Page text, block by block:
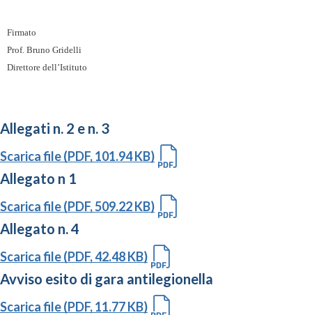
Firmato
Prof. Bruno Gridelli
Direttore dell’Istituto
Allegati n. 2 e n. 3
Scarica file (PDF, 101.94 KB)
Allegato n 1
Scarica file (PDF, 509.22 KB)
Allegato n. 4
Scarica file (PDF, 42.48 KB)
Avviso esito di gara antilegionella
Scarica file (PDF, 11.77 KB)